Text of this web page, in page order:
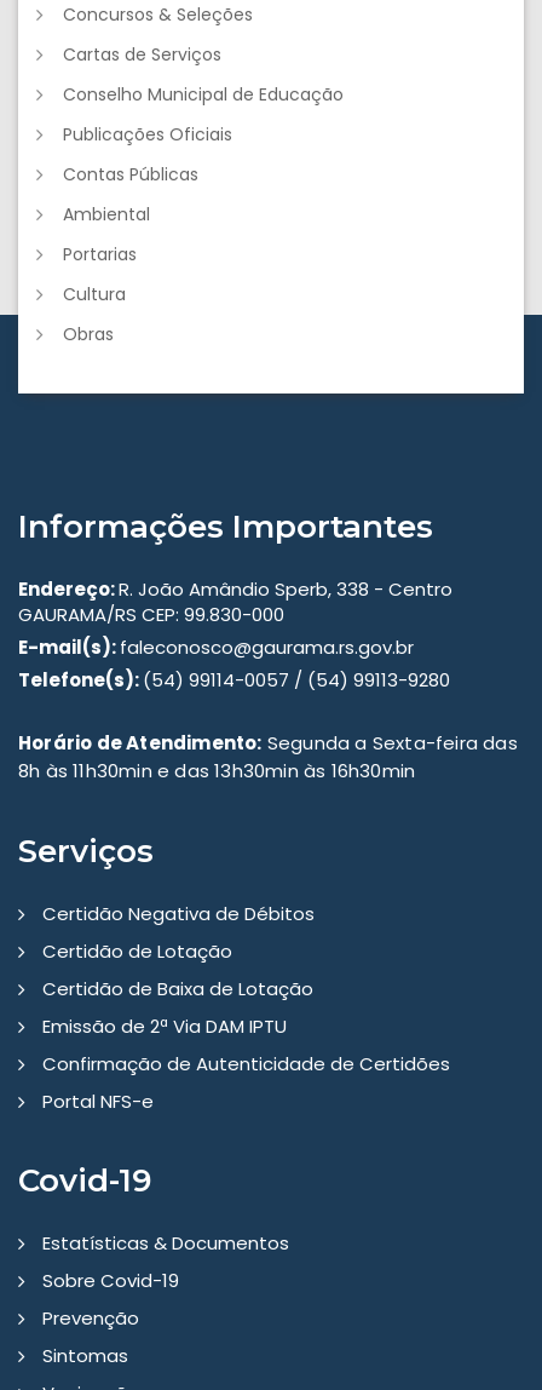
Concursos & Seleções
Cartas de Serviços
Conselho Municipal de Educação
Publicações Oficiais
Contas Públicas
Ambiental
Portarias
Cultura
Obras
Informações Importantes
Endereço:R. João Amândio Sperb, 338 - Centro
GAURAMA/RS CEP: 99.830-000
E-mail(s):faleconosco@gaurama.rs.gov.br
Telefone(s):(54) 99114-0057 / (54) 99113-9280
Horário de Atendimento: Segunda a Sexta-feira das
8h às 11h30min e das 13h30min às 16h30min
Serviços
Certidão Negativa de Débitos
Certidão de Lotação
Certidão de Baixa de Lotação
Emissão de 2ª Via DAM IPTU
Confirmação de Autenticidade de Certidões
Portal NFS-e
Covid-19
Estatísticas & Documentos
Sobre Covid-19
Prevenção
Sintomas